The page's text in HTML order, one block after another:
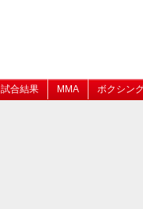
試合結果 MMA ボクシン